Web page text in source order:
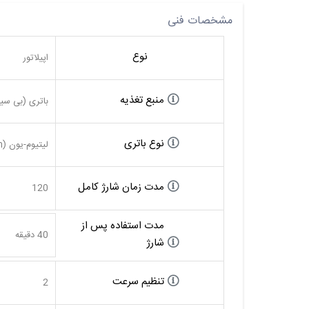
مشخصات فنی
نوع اپیلاتور
منبع تغذیه باتری (بی
نوع باتری لیتیوم-یون (Lithium-ion)
مدت زمان شارژ کامل 120
مدت استفاده پس از
شارژ
40 دقیقه
تنظیم سرعت 2